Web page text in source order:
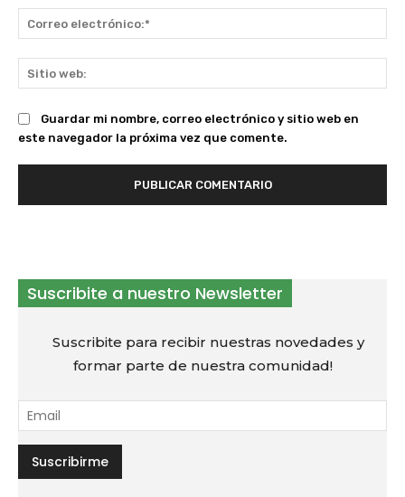
Guardar mi nombre, correo electrónico y sitio web en
este navegador la próxima vez que comente.
Suscribite a nuestro Newsletter
Suscribite para recibir nuestras novedades y
formar parte de nuestra comunidad!